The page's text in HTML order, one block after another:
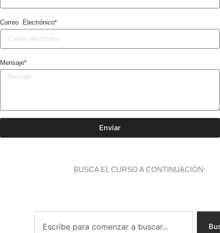
Correo Electrónico*
Mensaje*
Enviar
BUSCA EL CURSO A CONTINUACIÓN: